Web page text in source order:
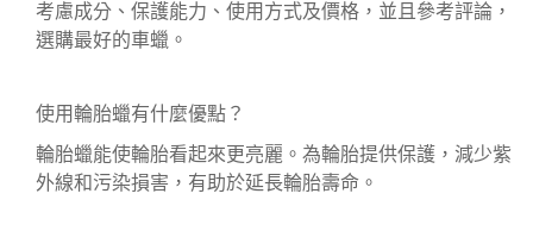
考慮成分、保護能力、使用方式及價格，並且參考評論，
選購最好的車蠟。
使用輪胎蠟有什麼優點？
輪胎蠟能使輪胎看起來更亮麗。為輪胎提供保護，減少紫
外線和污染損害，有助於延長輪胎壽命。